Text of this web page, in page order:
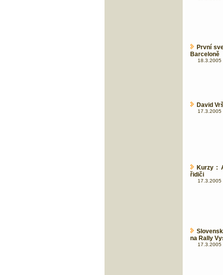
První
Barceloně
18.3.2005
David
17.3.2005
Kurzy :
řidiči
17.3.2005
na Rally
17.3.2005